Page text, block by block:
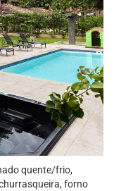
quente/frio,
forno